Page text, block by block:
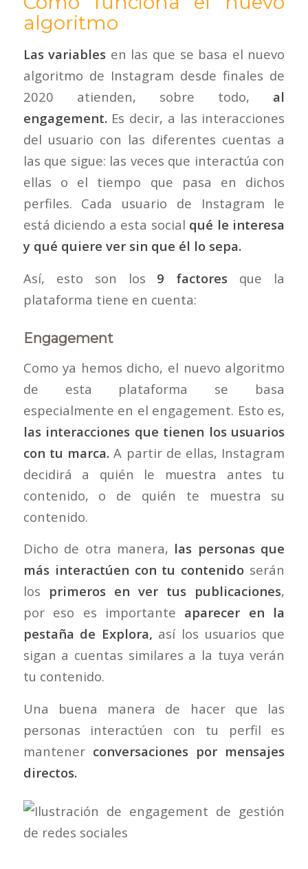
algoritmo
Las variables en las que se basa el nuevo
algoritmo de Instagram desde finales de
2020 atienden, sobre todo, al
engagement.Es decir, a las interacciones
del usuario con las diferentes cuentas a
las que sigue: las veces que interactúa con
ellas o el tiempo que pasa en dichos
perfiles. Cada usuario de Instagram le
está diciendo a esta social qué le interesa
y qué quiere ver sin que él lo sepa.
Así, esto son los 9 factores que la
plataforma tiene en cuenta:
Engagement
Como ya hemos dicho, el nuevo algoritmo
de esta plataforma se basa
especialmente en el engagement. Esto es,
las interacciones que tienen los usuarios
con tu marca. A partir de ellas, Instagram
decidirá a quién le muestra antes tu
contenido, o de quién te muestra su
contenido.
Dicho de otra manera, las personas que
más interactúen con tu contenido serán
los primeros en ver tus publicaciones,
por eso es importante aparecer en la
pestaña de Explora, así los usuarios que
sigan a cuentas similares a la tuya verán
tu contenido.
Una buena manera de hacer que las
personas interactúen con tu perfil es
mantener conversaciones por mensajes
directos.